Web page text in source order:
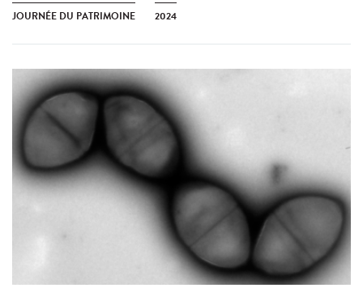
JOURNÉE DU PATRIMOINE 2024